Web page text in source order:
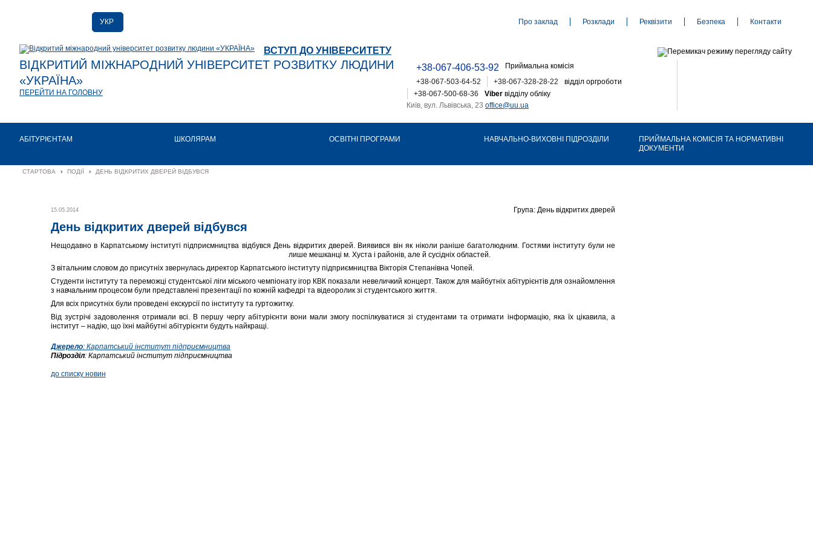
УКР
ENG
Про заклад Розклади Реквізити Безпека Контакти
ВСТУП ДО УНІВЕРСИТЕТУ
ВІДКРИТИЙ МІЖНАРОДНИЙ УНІВЕРСИТЕТ РОЗВИТКУ ЛЮДИНИ
«УКРАЇНА»
ПЕРЕЙТИ НА ГОЛОВНУ
+38-067-406-53-92
Приймальна комісія
відділ оргроботи
+38-067-503-64-52
+38-067-328-28-22
Viber відділу обліку
+38-067-500-68-36
Київ, вул. Львівська, 23 office@uu.ua
АБІТУРІЄНТАМ ШКОЛЯРАМ ОСВІТНІ ПРОГРАМИ НАВЧАЛЬНО-ВИХОВНІ ПІДРОЗДІЛИ
ПРИЙМАЛЬНА КОМІСІЯ ТА НОРМАТИВНІ
ДОКУМЕНТИ
СТАРТОВА › ПОДІЇ › ДЕНЬ ВІДКРИТИХ ДВЕРЕЙ ВІДБУВСЯ
Група: День відкритих дверей
15.05.2014
День відкритих дверей відбувся
Нещодавно в Карпатському інституті підприємництва відбувся День відкритих дверей. Виявився він як ніколи раніше багатолюдним. Гостями інституту були не
лише мешканці м. Хуста і районів, але й сусідніх областей.
З вітальним словом до присутніх звернулась директор Карпатського інституту підприємництва Вікторія Степанівна Чопей.
Студенти інституту та переможці студентської ліги міського чемпіонату ігор КВК показали невеличкий концерт. Також для майбутніх абітурієнтів для ознайомлення
з навчальним процесом були представлені презентації по кожній кафедрі та відеоролик зі студентського життя.
Для всіх присутніх були проведені екскурсії по інституту та гуртожитку.
Від зустрічі задоволення отримали всі. В першу чергу абітурієнти вони мали змогу поспілкуватися зі студентами та отримати інформацію, яка їх цікавила, а
інститут – надію, що їхні майбутні абітурієнти будуть найкращі.
Джерело: Карпатський інститут підприємництва
Підрозділ: Карпатський інститут підприємництва
до списку новин